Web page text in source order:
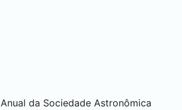
Anual da Sociedade Astronômica